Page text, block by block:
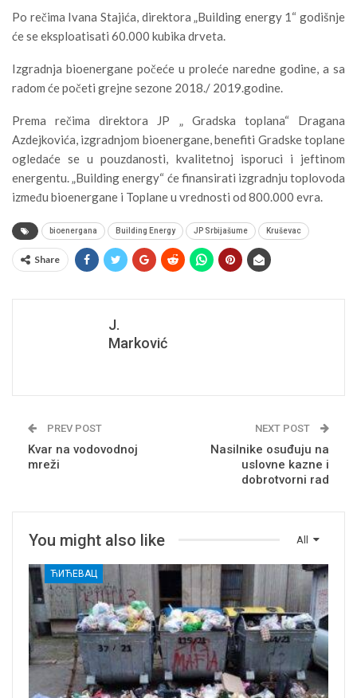
Po rečima Ivana Stajića, direktora „Building energy 1“ godišnje
će se eksploatisati 60.000 kubika drveta.
Izgradnja bioenergane počeće u proleće naredne godine, a sa
radom će početi grejne sezone 2018./ 2019.godine.
Prema rečima direktora JP „ Gradska toplana“ Dragana
Azdejkovića, izgradnjom bioenergane, benefiti Gradske toplane
ogledaće se u pouzdanosti, kvalitetnoj isporuci i jeftinom
energentu. „Building energy“ će finansirati izgradnju toplovoda
između bioenergane i Toplane u vrednosti od 800.000 evra.
bioenergana Building Energy JP Srbijašume Kruševac
Share
J.
Marković
PREV POST
Kvar na vodovodnoj
mreži
NEXT POST
Nasilnike osuđuju na
uslovne kazne i
dobrotvorni rad
All
You might also like
ЋИЋЕВАЦ